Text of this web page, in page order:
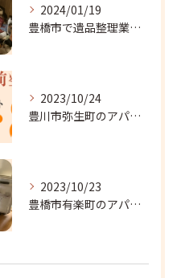
2024/01/19
豊橋市で遺品整理業者をお探しなら｜心を込めたサービスを
2023/10/24
豊川市弥生町のアパート改装に向かいました。
2023/10/23
豊橋市有楽町のアパートに遺品整理に向かいました。